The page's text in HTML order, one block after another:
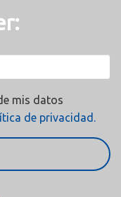
mis datos
de privacidad.